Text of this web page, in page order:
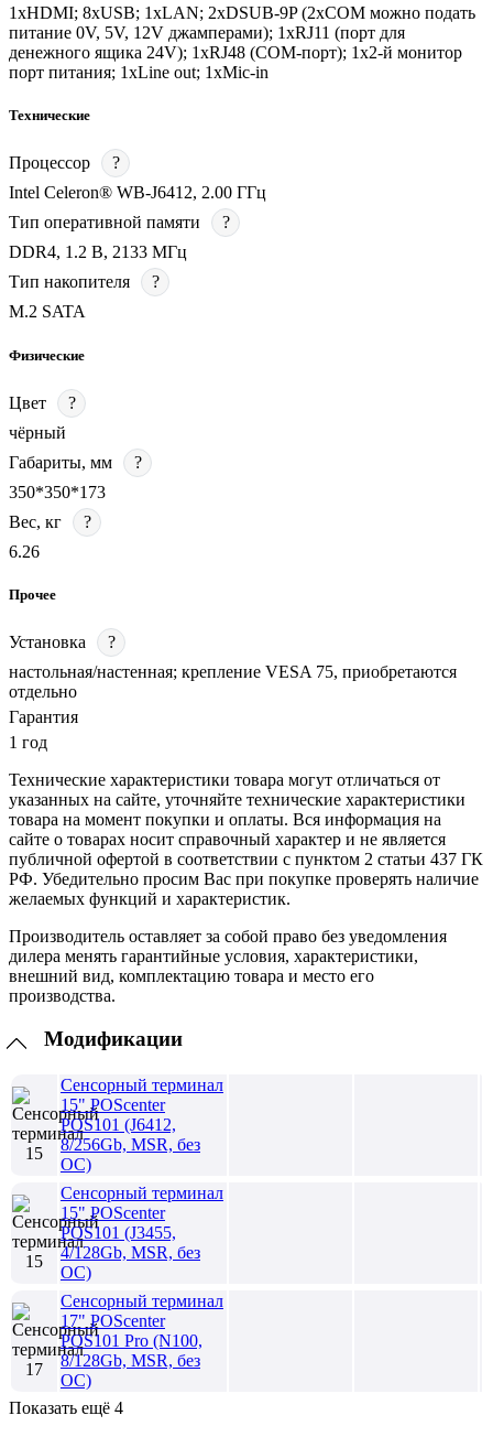
1хHDMI; 8хUSB; 1хLAN; 2хDSUB-9P (2хCOM можно подать
питание 0V, 5V, 12V джамперами); 1xRJ11 (порт для
денежного ящика 24V); 1хRJ48 (COM-порт); 1х2-й монитор
порт питания; 1хLine out; 1хMic-in
Технические
Процессор
?
Intel Celeron® WB-J6412, 2.00 ГГц
Тип оперативной памяти
?
DDR4, 1.2 В, 2133 МГц
Тип накопителя
?
M.2 SATA
Физические
Цвет
?
чёрный
Габариты, мм
?
350*350*173
Вес, кг
?
6.26
Прочее
Установка
?
настольная/настенная; крепление VESA 75, приобретаются
отдельно
Гарантия
1 год
Технические характеристики товара могут отличаться от
указанных на сайте, уточняйте технические характеристики
товара на момент покупки и оплаты. Вся информация на
сайте о товарах носит справочный характер и не является
публичной офертой в соответствии с пунктом 2 статьи 437 ГК
РФ. Убедительно просим Вас при покупке проверять наличие
желаемых функций и характеристик.
Производитель оставляет за собой право без уведомления
дилера менять гарантийные условия, характеристики,
внешний вид, комплектацию товара и место его
производства.
Модификации
Сенсорный терминал
15" POScenter
POS101 (J6412,
8/256Gb, MSR, без
ОС)
Сенсорный терминал
15" POScenter
POS101 (J3455,
4/128Gb, MSR, без
ОС)
Сенсорный терминал
17" POScenter
POS101 Pro (N100,
8/128Gb, MSR, без
ОС)
Показать ещё 4